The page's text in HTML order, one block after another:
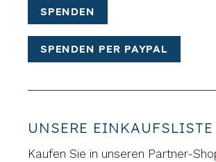
SPENDEN
SPENDEN PER PAYPAL
UNSERE EINKAUFSLISTE
Kaufen Sie in unseren Partner-